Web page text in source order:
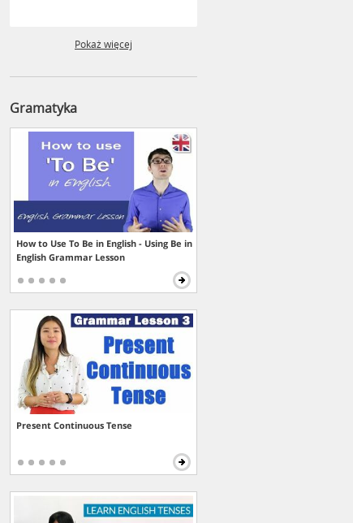
Pokaż więcej
Gramatyka
How to Use To Be in English - Using Be in
English Grammar Lesson
Present Continuous Tense